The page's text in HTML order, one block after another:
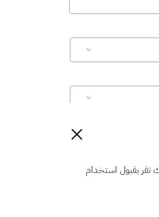
إعادة تعيين
تقر بقبول استخدام